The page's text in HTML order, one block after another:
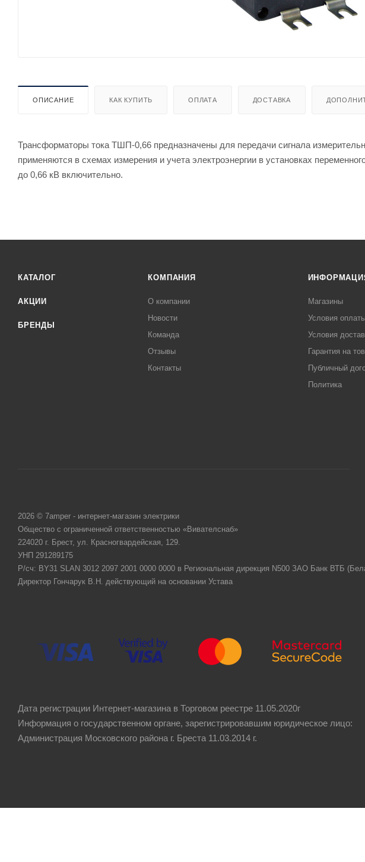
ОПИСАНИЕ КАК КУПИТЬ ОПЛАТА ДОСТАВКА
Трансформаторы тока ТШП-0,66 предназначены для передачи сигнала
применяются в схемах измерения и учета электроэнергии в установках
до 0,66 кВ включительно.
КАТАЛОГ
АКЦИИ
БРЕНДЫ
КОМПАНИЯ
О компании
Новости
Команда
Отзывы
Контакты
Магазины
Условия
Условия
Гарантия на
Публичный
Политика
2026 © 7amper - интернет-магазин электрики
Общество с ограниченной ответственностью «Вивателснаб»
224020 г. Брест, ул. Красногвардейская, 129.
УНП 291289175
Р/сч: BY31 SLAN 3012 2097 2001 0000 0000 в Региональная дирекция N500 ЗАО Банк ВТБ
Директор Гончарук В.Н. действующий на основании Устава
Дата регистрации Интернет-магазина в Торговом реестре 11.05.2020г
Информация о государственном органе, зарегистрировавшим юридическое лицо:
Администрация Московского района г. Бреста 11.03.2014 г.